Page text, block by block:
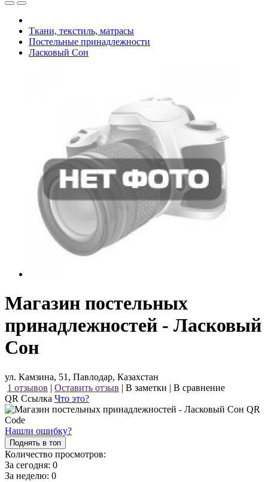
Ткани, текстиль, матрасы
Постельные принадлежности
Ласковый Сон
Магазин постельных
принадлежностей - Ласковый
Сон
ул. Камзина, 51, Павлодар, Казахстан
1 отзывов | Оставить отзыв | В заметки | В сравнение
QR Ссылка Что это?
Нашли ошибку?
Поднять в топ
Количество просмотров:
За сегодня: 0
За неделю: 0